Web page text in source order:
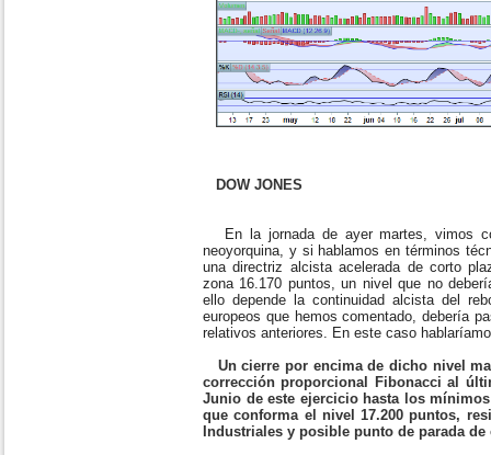
DOW JONES
En la jornada de ayer martes, vimos
neoyorquina, y si hablamos en términos
una directriz alcista acelerada de corto
zona 16.170 puntos, un nivel que no
ello depende la continuidad alcista del
europeos que hemos comentado, debería
relativos anteriores. En este caso
Un cierre por encima de dicho nivel
corrección proporcional Fibonacci al
Junio de este ejercicio hasta los
que conforma el nivel 17.200 puntos,
Industriales y posible punto de parada de